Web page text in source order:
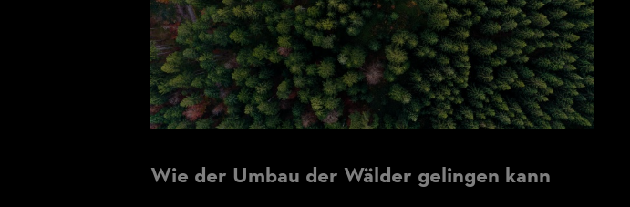
Wie der Umbau der Wälder gelingen kann